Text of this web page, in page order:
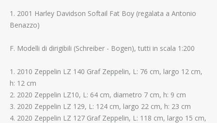
1. 2001 Harley Davidson Softail Fat Boy (regalata a Antonio
Benazzo)
F. Modelli di dirigibili (Schreiber - Bogen), tutti in scala 1:200
1. 2010 Zeppelin LZ 140 Graf Zeppelin, L: 76 cm, largo 12 cm,
h: 12 cm
2. 2020 Zeppelin LZ10, L: 64 cm, diametro 7 cm, h: 9 cm
3. 2020 Zeppelin LZ 129, L: 124 cm, largo 22 cm, h: 23 cm
4. 2020 Zeppelin LZ 127 Graf Zeppelin, L: 118 cm, largo 15 cm,